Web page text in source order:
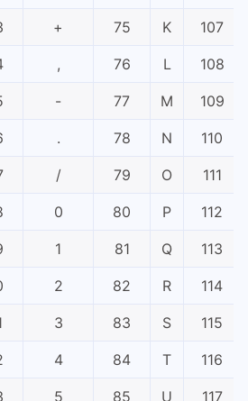
+ 75 K 107
, 76 L 108
- 77 M 109
. 78 N 110
/ 79 O 111
0 80 P 112
1 81 Q 113
2 82 R 114
3 83 S 115
4 84 T 116
5 85 U 117